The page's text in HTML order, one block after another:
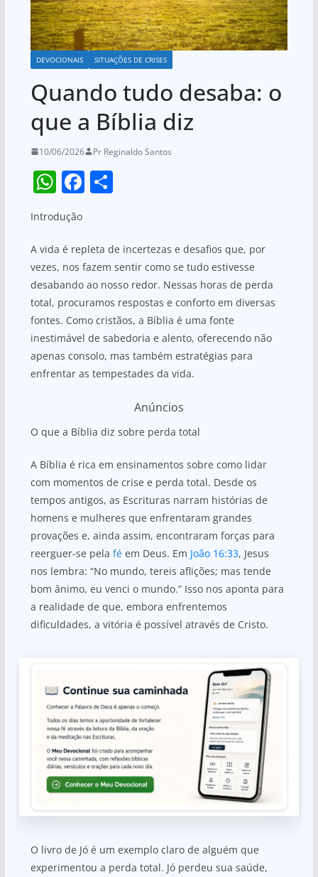
DEVOCIONAIS SITUAÇÕES DE CRISES
Quando tudo desaba: o
que a Bíblia diz
10/06/2026 Pr Reginaldo Santos
W
h
at
s
A
p
p
F
e
b
o
o
k
S
e
Introdução
A vida é repleta de incertezas e desafios que, por
vezes, nos fazem sentir como se tudo estivesse
desabando ao nosso redor. Nessas horas de perda
total, procuramos respostas e conforto em diversas
fontes. Como cristãos, a Bíblia é uma fonte
inestimável de sabedoria e alento, oferecendo não
apenas consolo, mas também estratégias para
enfrentar as tempestades da vida.
Anúncios
O que a Bíblia diz sobre perda total
A Bíblia é rica em ensinamentos sobre como lidar
com momentos de crise e perda total. Desde os
tempos antigos, as Escrituras narram histórias de
homens e mulheres que enfrentaram grandes
provações e, ainda assim, encontraram forças para
reerguer-se pela féem Deus. Em João 16:33, Jesus
nos lembra: “No mundo, tereis aflições; mas tende
bom ânimo, eu venci o mundo.” Isso nos aponta para
a realidade de que, embora enfrentemos
dificuldades, a vitória é possível através de Cristo.
O livro de Jó é um exemplo claro de alguém que
experimentou a perda total. Jó perdeu sua saúde,